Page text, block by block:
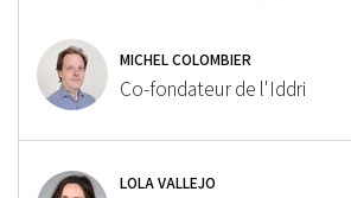
MICHEL COLOMBIER
Co-fondateur de l'Iddri
LOLA VALLEJO